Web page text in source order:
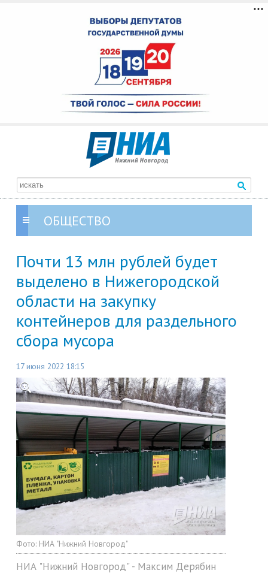
ОБЩЕСТВО
Почти 13 млн рублей будет
выделено в Нижегородской
области на закупку
контейнеров для раздельного
сбора мусора
17 июня 2022 18:15
Фото: НИА "Нижний Новгород"
НИА "Нижний Новгород" - Максим Дерябин